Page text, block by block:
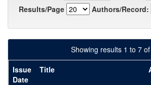
Results/Page
Authors/Record:
Showing results 1 to 7
Issue
Date
Title